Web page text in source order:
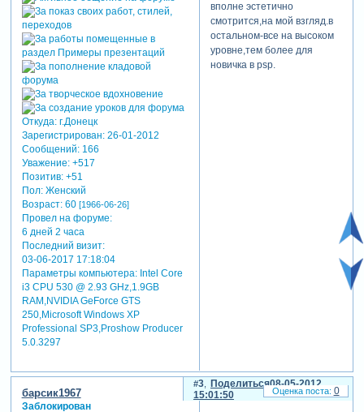
Откуда:г.Донецк
Зарегистрирован: 26-01-2012
Сообщений:166
Уважение: +517
Позитив: +51
Пол:Женский
Возраст:60 [1966-06-26]
Провел на форуме:
6 дней 2 часа
Последний визит:
03-06-2017 17:18:04
Параметры компьютера:Intel Core
i3 CPU 530 @ 2.93 GHz,1.9GB
RAM,NVIDIA GeForce GTS
250,Microsoft Windows XP
Professional SP3,Proshow Producer
5.0.3297
вполне эстетично
смотрится,на мой взгляд.в
остальном-все на высоком
уровне,тем более для
новичка в psp.
Поделиться
3
08-05-2012
15:01:50
барсик1967
Заблокирован
0